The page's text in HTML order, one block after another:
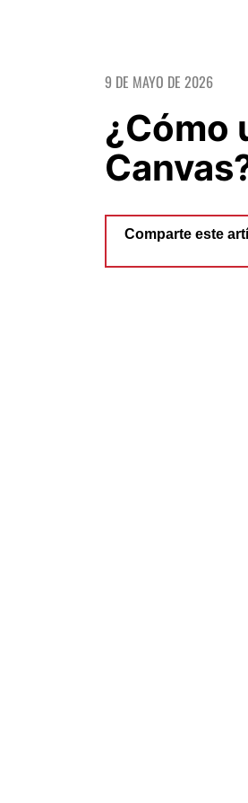
9 DE MAYO DE 2026
¿Cómo
Comparte este